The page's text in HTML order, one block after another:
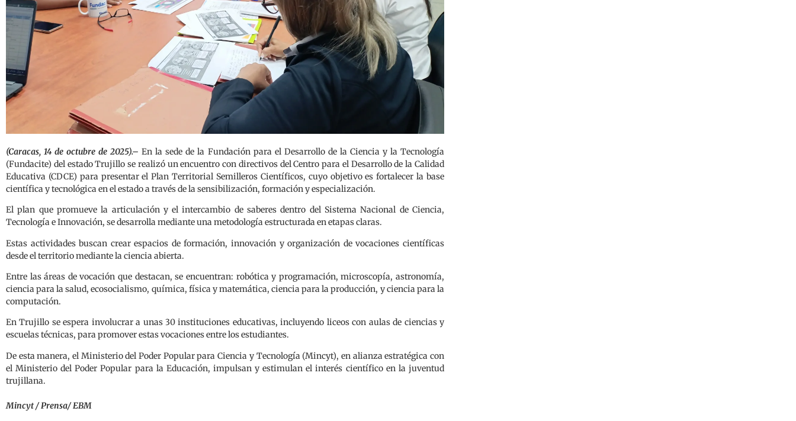
(Caracas, 14 de octubre de 2025).–En la sede de la Fundación para el Desarrollo de la Ciencia y la Tecnología
(Fundacite) del estado Trujillo se realizó un encuentro con directivos del Centro para el Desarrollo de la Calidad
Educativa (CDCE) para presentar el Plan Territorial Semilleros Científicos, cuyo objetivo es fortalecer la base
científica y tecnológica en el estado a través de la sensibilización, formación y especialización.
El plan que promueve la articulación y el intercambio de saberes dentro del Sistema Nacional de Ciencia,
Tecnología e Innovación, se desarrolla mediante una metodología estructurada en etapas claras.
Estas actividades buscan crear espacios de formación, innovación y organización de vocaciones científicas
desde el territorio mediante la ciencia abierta.
Entre las áreas de vocación que destacan, se encuentran: robótica y programación, microscopía, astronomía,
ciencia para la salud, ecosocialismo, química, física y matemática, ciencia para la producción, y ciencia para la
computación.
En Trujillo se espera involucrar a unas 30 instituciones educativas, incluyendo liceos con aulas de ciencias y
escuelas técnicas, para promover estas vocaciones entre los estudiantes.
De esta manera, el Ministerio del Poder Popular para Ciencia y Tecnología (Mincyt), en alianza estratégica con
el Ministerio del Poder Popular para la Educación, impulsan y estimulan el interés científico en la juventud
trujillana.
Mincyt / Prensa/ EBM